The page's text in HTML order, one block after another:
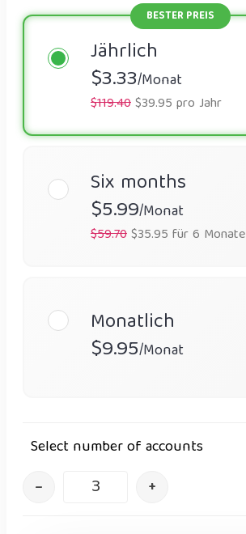
Jährlich
$3.33/Monat
$119.40$39.95 pro Jahr
Six months
$5.99/Monat
$59.70$35.95 für 6 Monate
Monatlich
$9.95/Monat
Select number of accounts
– +